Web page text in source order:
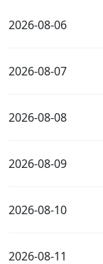
2026-08-06
2026-08-07
2026-08-08
2026-08-09
2026-08-10
2026-08-11